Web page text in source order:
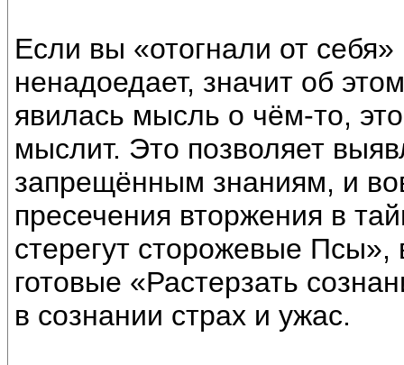
Если вы «отогнали от
ненадоедает, значит об
явилась мысль о чём-то,
мыслит. Это позволяет
запрещённым знаниям, и
пресечения вторжения в
стерегут сторожевые
готовые «Растерзать
в сознании страх и ужас.